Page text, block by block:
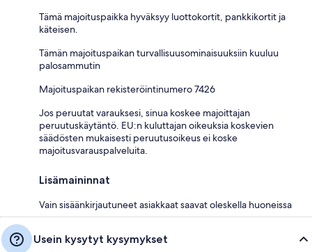
Tämä majoituspaikka hyväksyy luottokortit, pankkikortit ja
käteisen.
Tämän majoituspaikan turvallisuusominaisuuksiin kuuluu
palosammutin
Majoituspaikan rekisteröintinumero 7426
Jos peruutat varauksesi, sinua koskee majoittajan
peruutuskäytäntö. EU:n kuluttajan oikeuksia koskevien
säädösten mukaisesti peruutusoikeus ei koske
majoitusvarauspalveluita.
Lisämaininnat
Vain sisäänkirjautuneet asiakkaat saavat oleskella huoneissa
Usein kysytyt kysymykset